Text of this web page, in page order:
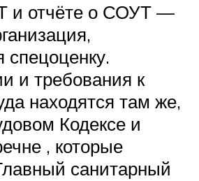
и отчёте о СОУТ —
и требования к
находятся там же,
Кодексе и
, которые
санитарный